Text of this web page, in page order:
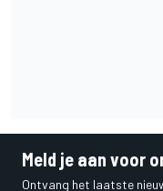
Meld je aan voor
Ontvang het laatste